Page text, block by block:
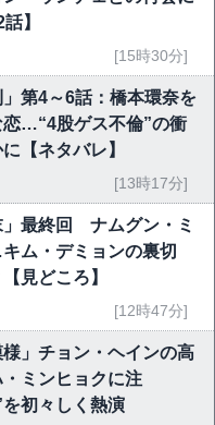
】
[15時30分]
」第4～6話：橋本環奈を
…“4股ゲス不倫”の衝
【ネタバレ】
[13時17分]
」最終回 ナムグン・ミ
ム・デミョンの裏切
見どころ】
[12時47分]
」チョン・ヘインの高
ミンヒョクに注
を初々しく熱演